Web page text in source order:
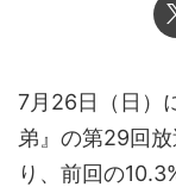
7月26日（日）
弟』の第29回
り、前回の